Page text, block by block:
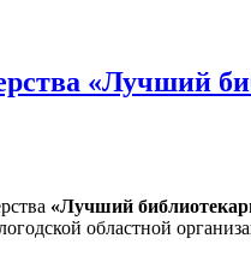
«Лучший
«Лучший
областной